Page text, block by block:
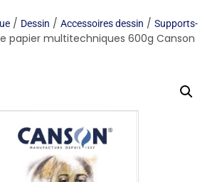
/ Dessin / Accessoires dessin / Supports-
papier multitechniques 600g Canson